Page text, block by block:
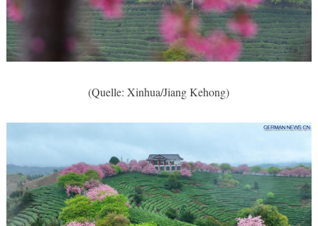
(Quelle: Xinhua/Jiang Kehong)